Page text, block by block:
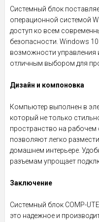
Системный блок
операционной системой
доступ ко всем
безопасности. Windows
возможности управления
отличным выбором для
Дизайн и компоновка
Компьютер выполнен в
который не только
пространство на
позволяют легко
домашнем интерьере.
разъемам упрощает
Заключение
Системный блок COMP-
это надежное и